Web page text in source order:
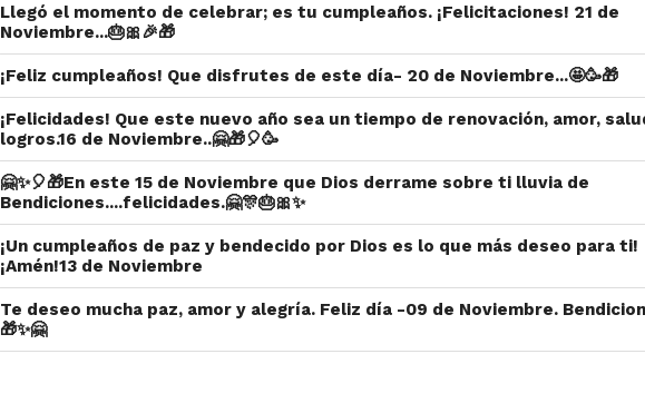
Llegó el momento de celebrar; es tu cumpleaños. ¡Felicitaciones! 21 de
Noviembre...🎂🎀🎉🎁
¡Feliz cumpleaños! Que disfrutes de este día- 20 de Noviembre...🤩🥳🎁
¡Felicidades! Que este nuevo año sea un tiempo de renovación, amor,
logros.16 de Noviembre..🤗🎁🎈🥳
🤗✨🎈🎁En este 15 de Noviembre que Dios derrame sobre ti lluvia de
Bendiciones....felicidades.🤗🎊🎂🎀✨
¡Un cumpleaños de paz y bendecido por Dios es lo que más deseo para ti!
¡Amén!13 de Noviembre
Te deseo mucha paz, amor y alegría. Feliz día -09 de Noviembre.
🎁✨🤗